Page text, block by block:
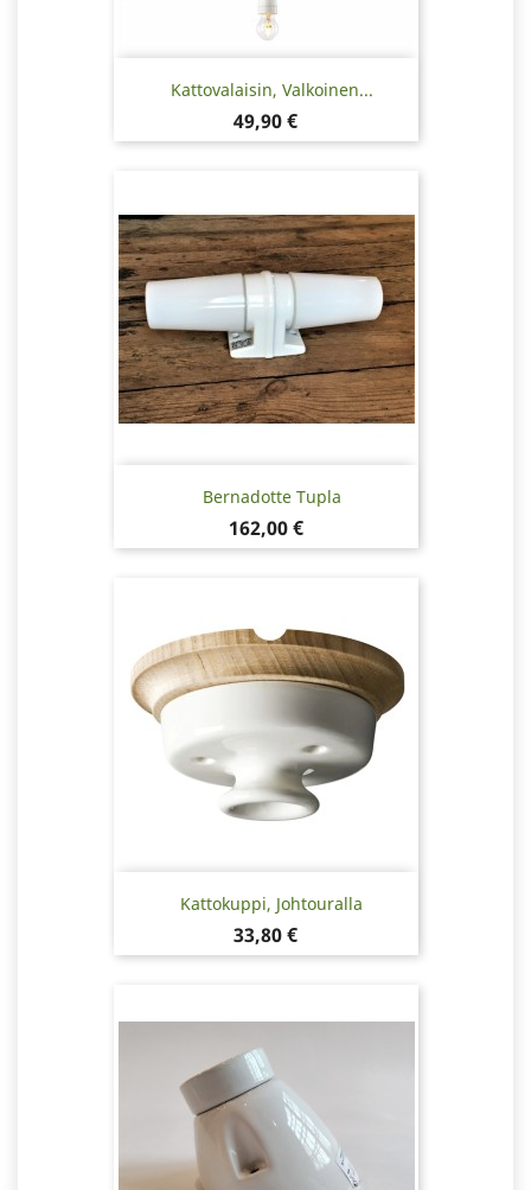
Kattovalaisin, Valkoinen...
Hinta
49,90 €
Bernadotte Tupla
Hinta
162,00 €
Kattokuppi, Johtouralla
Hinta
33,80 €